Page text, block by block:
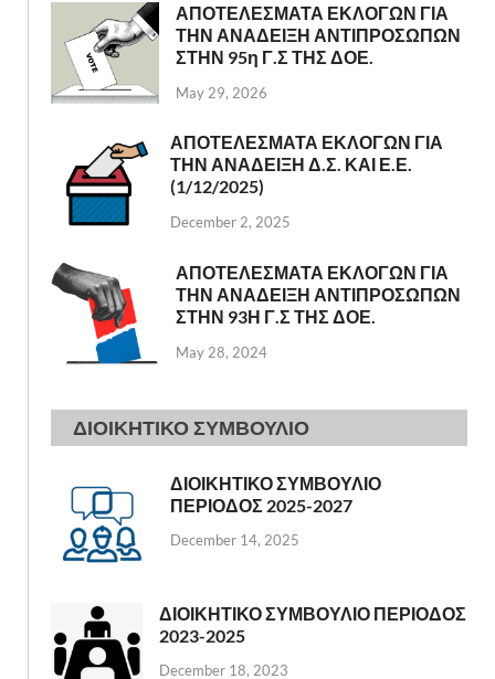
ΑΠΟΤΕΛΕΣΜΑΤΑ ΕΚΛΟΓΩΝ ΓΙΑ
ΤΗΝ ΑΝΑΔΕΙΞΗ ΑΝΤΙΠΡΟΣΩΠΩΝ
ΣΤΗΝ 95η Γ.Σ ΤΗΣ ΔΟΕ.
May 29, 2026
ΑΠΟΤΕΛΕΣΜΑΤΑ ΕΚΛΟΓΩΝ ΓΙΑ
ΤΗΝ ΑΝΑΔΕΙΞΗ Δ.Σ. ΚΑΙ Ε.Ε.
(1/12/2025)
December 2, 2025
ΑΠΟΤΕΛΕΣΜΑΤΑ ΕΚΛΟΓΩΝ ΓΙΑ
ΤΗΝ ΑΝΑΔΕΙΞΗ ΑΝΤΙΠΡΟΣΩΠΩΝ
ΣΤΗΝ 93Η Γ.Σ ΤΗΣ ΔΟΕ.
May 28, 2024
ΔΙΟΙΚΗΤΙΚΟ ΣΥΜΒΟΥΛΙΟ
ΔΙΟΙΚΗΤΙΚΟ ΣΥΜΒΟΥΛΙΟ
ΠΕΡΙΟΔΟΣ 2025-2027
December 14, 2025
ΔΙΟΙΚΗΤΙΚΟ ΣΥΜΒΟΥΛΙΟ ΠΕΡΙΟΔΟΣ
2023-2025
December 18, 2023